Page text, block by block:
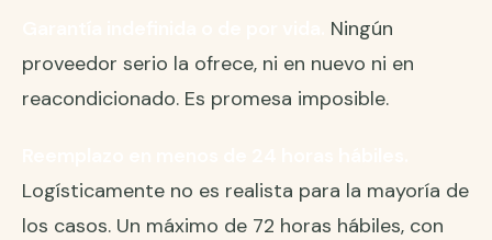
Ningún
proveedor serio la ofrece, ni en nuevo ni en
reacondicionado. Es promesa imposible.
Logísticamente no es realista para la mayoría de
los casos. Un máximo de 72 horas hábiles, con